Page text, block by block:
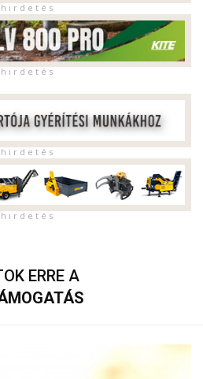
h i r d e t é s
h i r d e t é s
h i r d e t é s
h i r d e t é s
ERRE A